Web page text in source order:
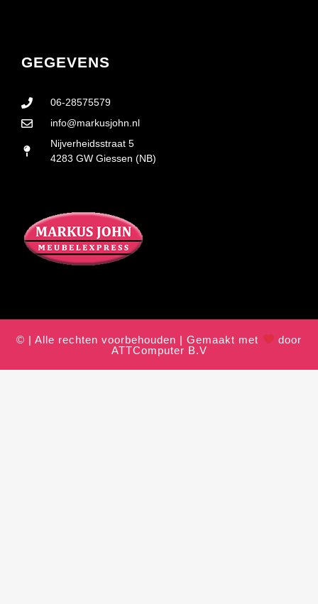
GEGEVENS
06-28575579
info@markusjohn.nl
Nijverheidsstraat 5
4283 GW Giessen (NB)
© | Alle rechten voorbehouden | Gemaakt met
door
ATTComputer B.V